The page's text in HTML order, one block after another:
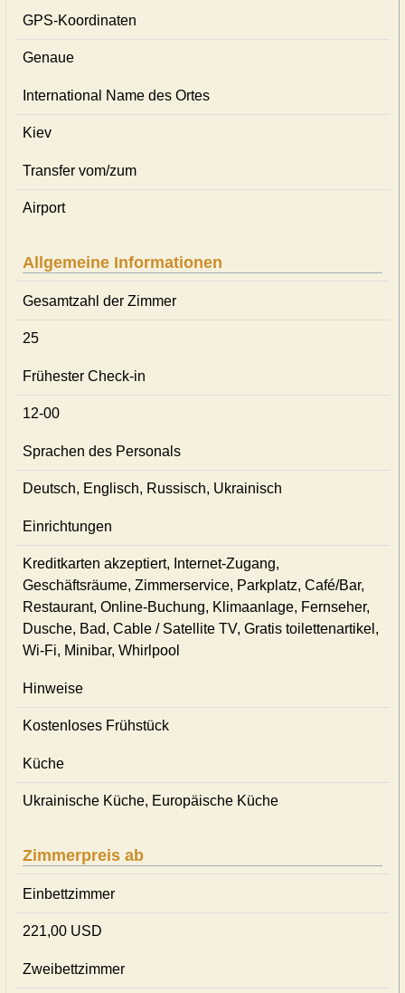
GPS-Koordinaten
Genaue
International Name des Ortes
Kiev
Transfer vom/zum
Airport
Allgemeine Informationen
Gesamtzahl der Zimmer
25
Frühester Check-in
12-00
Sprachen des Personals
Deutsch, Englisch, Russisch, Ukrainisch
Einrichtungen
Kreditkarten akzeptiert, Internet-Zugang,
Geschäftsräume, Zimmerservice, Parkplatz, Café/Bar,
Restaurant, Online-Buchung, Klimaanlage, Fernseher,
Dusche, Bad, Cable / Satellite TV, Gratis toilettenartikel,
Wi-Fi, Minibar, Whirlpool
Hinweise
Kostenloses Frühstück
Küche
Ukrainische Küche, Europäische Küche
Zimmerpreis ab
Einbettzimmer
221,00 USD
Zweibettzimmer